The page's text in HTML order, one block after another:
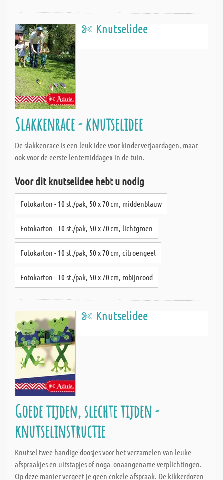
Knutselidee
Slakkenrace - knutselidee
De slakkenrace is een leuk idee voor kinderverjaardagen, maar
ook voor de eerste lentemiddagen in de tuin.
Voor dit knutselidee hebt u nodig
Fotokarton - 10 st./pak, 50 x 70 cm, middenblauw
Fotokarton - 10 st./pak, 50 x 70 cm, lichtgroen
Fotokarton - 10 st./pak, 50 x 70 cm, citroengeel
Fotokarton - 10 st./pak, 50 x 70 cm, robijnrood
Knutselidee
Goede tijden, slechte tijden -
knutselinstructie
Knutsel twee handige doosjes voor het verzamelen van leuke
afspraakjes en uitstapjes of nogal onaangename verplichtingen.
Op deze manier vergeet je geen enkele afspraak. De kikkerdozen